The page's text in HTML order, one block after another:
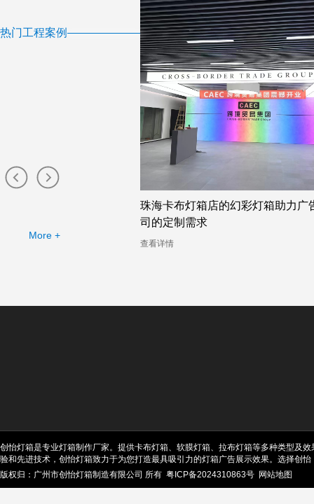
热门工程案例
More +
珠海卡布灯箱店的幻彩灯箱助力广
司的定制需求
查看详情
创怡灯箱是专业灯箱制作厂家。提供卡布灯箱、软膜灯箱、拉布灯箱等多种类型及
验和先进技术，创怡灯箱致力于为您打造最具吸引力的灯箱广告展示效果。选择创怡
版权归：广州市创怡灯箱制造有限公司 所有 粤ICP备2024310863号 网站地图